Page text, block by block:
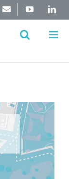
YouTube